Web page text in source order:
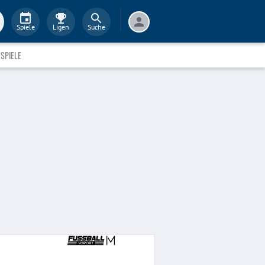
Spiele Ligen Suche
SPIELE